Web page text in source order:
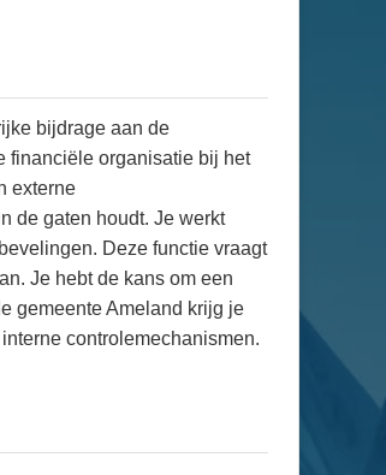
bijdrage aan de
financiële organisatie bij het
externe
de gaten houdt. Je werkt
Deze functie vraagt
Je hebt de kans om een
gemeente Ameland krijg je
controlemechanismen.